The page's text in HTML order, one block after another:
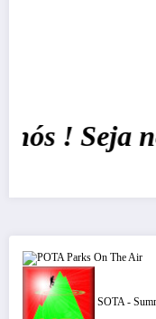
! Seja
POTA Parks On The Air
SOTA -